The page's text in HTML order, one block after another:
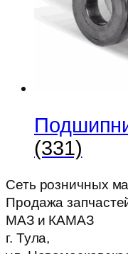
(331)
Сеть розничных
Продажа
МАЗ и КАМАЗ
г. Тула,